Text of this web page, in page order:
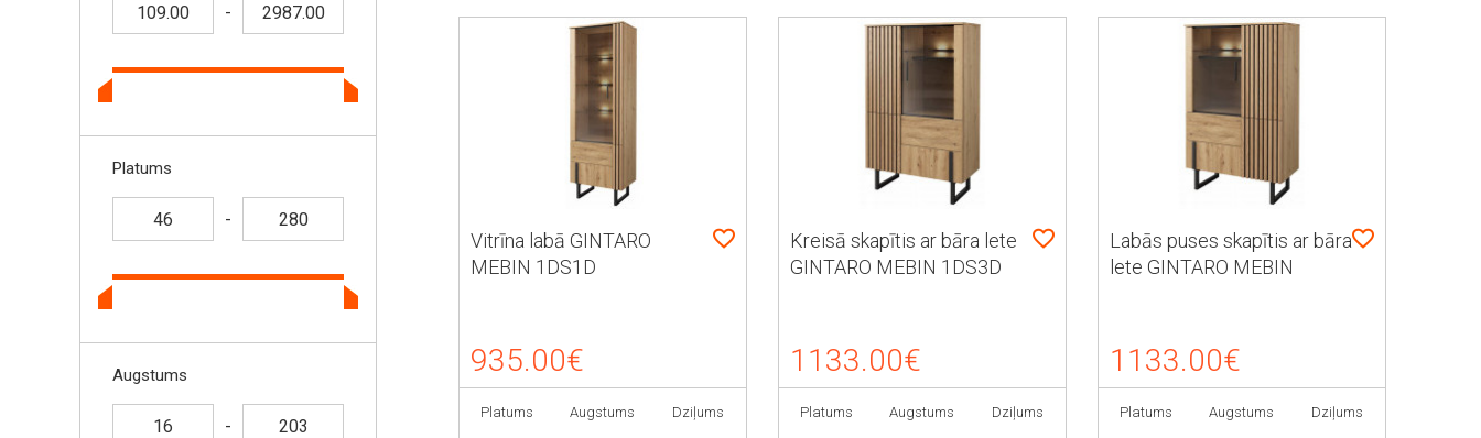
-
Platums
-
Augstums
-
Vitrīna labā GINTARO
MEBIN 1DS1D
935.00€
Platums Augstums Dziļums
Kreisā skapītis ar bāra lete
GINTARO MEBIN 1DS3D
1133.00€
Platums Augstums Dziļums
Labās puses skapītis ar bāra
lete GINTARO MEBIN
1133.00€
Platums Augstums Dziļums